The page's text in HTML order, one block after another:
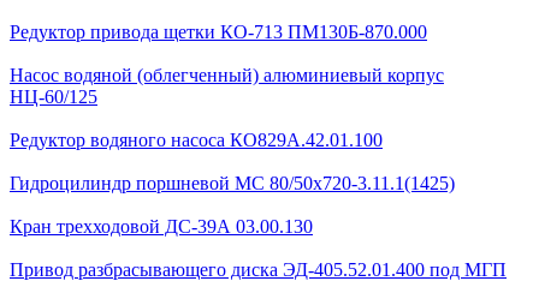
Редуктор привода щетки КО-713 ПМ130Б-870.000
Насос водяной (облегченный) алюминиевый корпус
НЦ-60/125
Редуктор водяного насоса КО829А.42.01.100
Гидроцилиндр поршневой МС 80/50х720-3.11.1(1425)
Кран трехходовой ДС-39А 03.00.130
Привод разбрасывающего диска ЭД-405.52.01.400 под МГП